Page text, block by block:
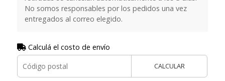
No somos responsables por los pedidos una vez
entregados al correo elegido.
Calculá el costo de envío
CALCULAR